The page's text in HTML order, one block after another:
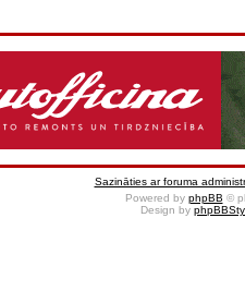
Sazināties ar foruma
Powered by phpBB ©
Design by